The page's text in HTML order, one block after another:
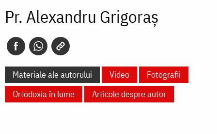
Pr. Alexandru Grigoraș
Materiale ale autorului Video
Fotografii
Ortodoxia în lume
Articole despre autor